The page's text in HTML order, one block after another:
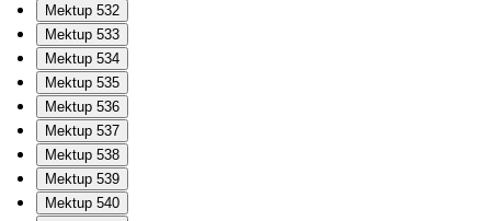
Mektup 532
Mektup 533
Mektup 534
Mektup 535
Mektup 536
Mektup 537
Mektup 538
Mektup 539
Mektup 540